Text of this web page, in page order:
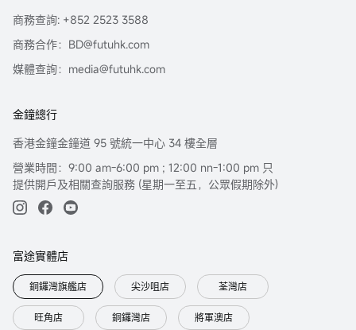
商務查詢: +852 2523 3588
商務合作：BD@futuhk.com
媒體查詢：media@futuhk.com
金鐘總行
香港金鐘金鐘道 95 號統一中心 34 樓全層
營業時間：9:00 am-6:00 pm ; 12:00 nn-1:00 pm 只
提供開戶及相關查詢服務 (星期一至五，公眾假期除外)
富途實體店
銅鑼灣旗艦店 尖沙咀店 荃灣店
旺角店 銅鑼灣店 將軍澳店